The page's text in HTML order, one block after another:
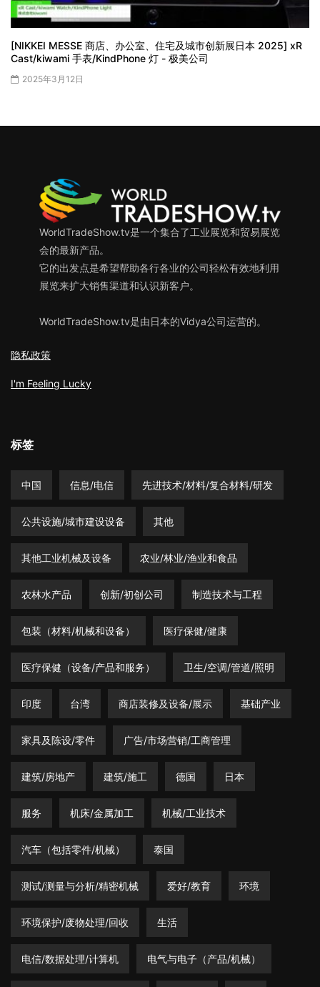
[NIKKEI MESSE 商店、办公室、住宅及城市创新展日本 2025] xR
Cast/kiwami 手表/KindPhone 灯 - 极美公司
2025年3月12日
WorldTradeShow.tv是一个集合了工业展览和贸易展览
会的最新产品。
它的出发点是希望帮助各行各业的公司轻松有效地利用
展览来扩大销售渠道和认识新客户。
WorldTradeShow.tv是由日本的Vidya公司运营的。
隐私政策
I'm Feeling Lucky
标签
中国 信息/电信 先进技术/材料/复合材料/研发
公共设施/城市建设设备 其他
其他工业机械及设备 农业/林业/渔业和食品
农林水产品 创新/初创公司 制造技术与工程
包装（材料/机械和设备） 医疗保健/健康
医疗保健（设备/产品和服务） 卫生/空调/管道/照明
印度 台湾 商店装修及设备/展示 基础产业
家具及陈设/零件 广告/市场营销/工商管理
建筑/房地产 建筑/施工 德国 日本
服务 机床/金属加工 机械/工业技术
汽车（包括零件/机械） 泰国
测试/测量与分析/精密机械 爱好/教育 环境
环境保护/废物处理/回收 生活
电信/数据处理/计算机 电气与电子（产品/机械）